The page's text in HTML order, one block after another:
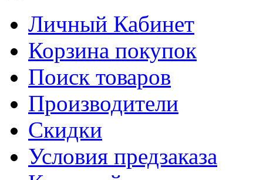
Личный Кабинет
Корзина покупок
Поиск товаров
Производители
Скидки
Условия предзаказа